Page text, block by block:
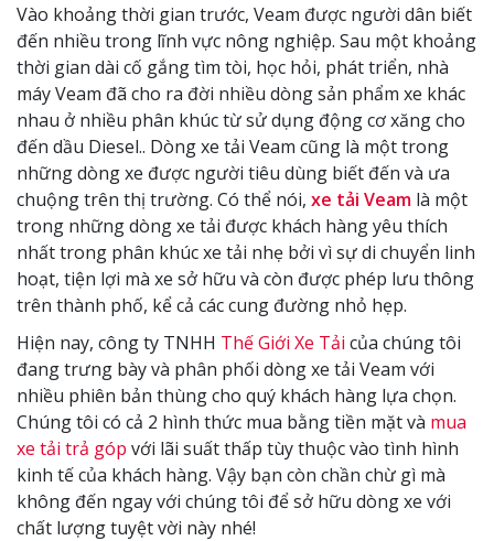
Vào khoảng thời gian trước, Veam được người dân biết
đến nhiều trong lĩnh vực nông nghiệp. Sau một khoảng
thời gian dài cố gắng tìm tòi, học hỏi, phát triển, nhà
máy Veam đã cho ra đời nhiều dòng sản phẩm xe khác
nhau ở nhiều phân khúc từ sử dụng động cơ xăng cho
đến dầu Diesel.. Dòng xe tải Veam cũng là một trong
những dòng xe được người tiêu dùng biết đến và ưa
chuộng trên thị trường. Có thể nói, xe tải Veam là một
trong những dòng xe tải được khách hàng yêu thích
nhất trong phân khúc xe tải nhẹ bởi vì sự di chuyển linh
hoạt, tiện lợi mà xe sở hữu và còn được phép lưu thông
trên thành phố, kể cả các cung đường nhỏ hẹp.
Hiện nay, công ty TNHH Thế Giới Xe Tải của chúng tôi
đang trưng bày và phân phối dòng xe tải Veam với
nhiều phiên bản thùng cho quý khách hàng lựa chọn.
Chúng tôi có cả 2 hình thức mua bằng tiền mặt và mua
xe tải trả góp với lãi suất thấp tùy thuộc vào tình hình
kinh tế của khách hàng. Vậy bạn còn chần chừ gì mà
không đến ngay với chúng tôi để sở hữu dòng xe với
chất lượng tuyệt vời này nhé!